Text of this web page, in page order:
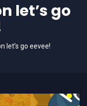
let’s go
let’s go eevee!